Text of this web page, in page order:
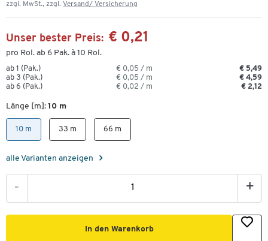
zzgl. MwSt., zzgl. Versand/ Versicherung
Unser bester Preis: € 0,21
pro Rol. ab 6 Pak. à 10 Rol.
ab 1 (Pak.) € 0,05 / m
€ 5,49
ab 3 (Pak.)
€ 0,05 / m
€ 4,59
ab 6 (Pak.)
€ 0,02 / m € 2,12
Länge [m]: 10 m
10 m 33 m 66 m
alle Varianten anzeigen
- +
In den Warenkorb